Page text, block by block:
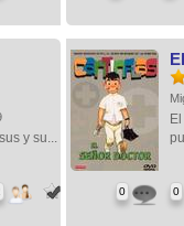
y su...
0 0